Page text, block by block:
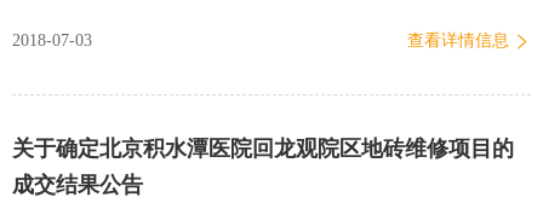
试、维保、培训及项目本身所涉及的其他辅助材料费用及税金。五、
华人民共和国境内注册，具有独立承担民事责任的能力和经营许可，
向采购人提供货物和服务的法人、其他组织或自然人。2、具有良好的
2018-07-03 查看详情信息
关于确定北京积水潭医院回龙观院区地砖维修项目的
成交结果公告